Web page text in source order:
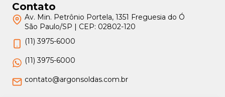
Contato
Av. Min. Petrônio Portela, 1351 Freguesia do Ó
São Paulo/SP | CEP: 02802-120
(11) 3975-6000
(11) 3975-6000
contato@argonsoldas.com.br